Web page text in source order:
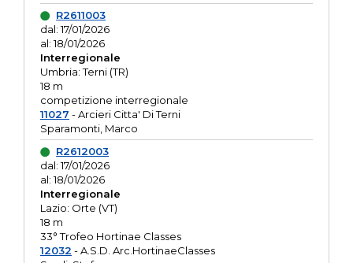
R2611003
dal: 17/01/2026
al: 18/01/2026
Interregionale
Umbria: Terni (TR)
18 m
competizione interregionale
11027 - Arcieri Citta' Di Terni
Sparamonti, Marco
R2612003
dal: 17/01/2026
al: 18/01/2026
Interregionale
Lazio: Orte (VT)
18 m
33° Trofeo Hortinae Classes
12032 - A.S.D. Arc.HortinaeClasses